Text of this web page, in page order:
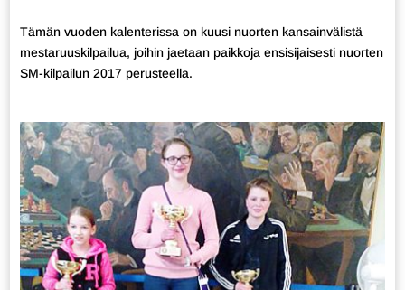
Tämän vuoden kalenterissa on kuusi nuorten kansainvälistä
mestaruuskilpailua, joihin jaetaan paikkoja ensisijaisesti nuorten
SM-kilpailun 2017 perusteella.